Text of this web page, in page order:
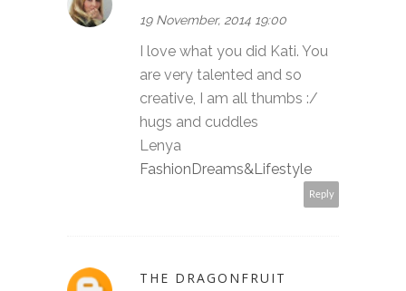
19 November, 2014 19:00
I love what you did Kati. You
are very talented and so
creative, I am all thumbs :/
hugs and cuddles
Lenya
FashionDreams&Lifestyle
Reply
THE DRAGONFRUIT